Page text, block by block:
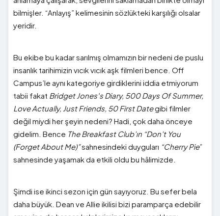
bilmişler. “Anlayış” kelimesinin sözlükteki karşılığı olsalar
yeridir.
Bu ekibe bu kadar sarılmış olmamızın bir nedeni de puslu
insanlık tarihimizin vıcık vıcık aşk filmleri bence. Off
Campus’le aynı kategoriye girdiklerini iddia etmiyorum
tabii fakat Bridget Jones's Diary, 500 Days Of Summer,
Love Actually, Just Friends, 50 First Dategibi filmler
değil miydi her şeyin nedeni? Hadi, çok daha önceye
gidelim. Bence The Breakfast Club’ın “Don’t You
(Forget About Me)”sahnesindeki duyguları “Cherry Pie”
sahnesinde yaşamak da etkili oldu bu hâlimizde.
Şimdi ise ikinci sezon için gün sayıyoruz. Bu sefer bela
daha büyük. Dean ve Allie ikilisi bizi paramparça edebilir